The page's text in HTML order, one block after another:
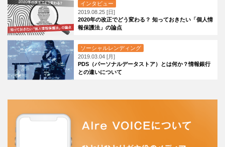
インタビュー
2019.08.25 [日]
2020年の改正でどう変わる？ 知っておきたい「個人情
報保護法」の論点
ソーシャルレンディング
2019.03.04 [月]
PDS（パーソナルデータストア）とは何か？情報銀行
との違いについて